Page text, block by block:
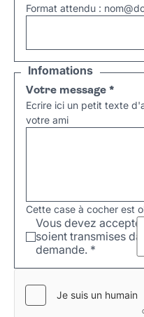
Format attendu :
Infomations
Votre message *
Ecrire ici un petit texte
votre ami
Cette case à cocher est
Vous devez
soient transmises
demande. *